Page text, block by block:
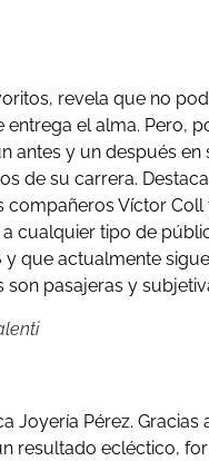
revela que no
el alma. Pero,
antes y un después en
de su carrera.
Víctor
cualquier tipo de
que actualmente
son pasajeras y
Joyería Pérez.
resultado ecléctico,